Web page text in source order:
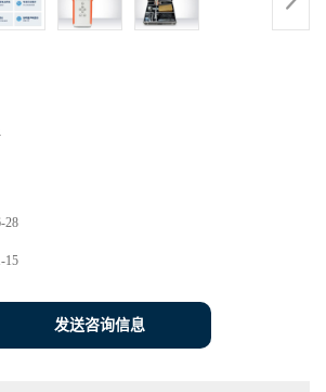
28
15
发送咨询信息